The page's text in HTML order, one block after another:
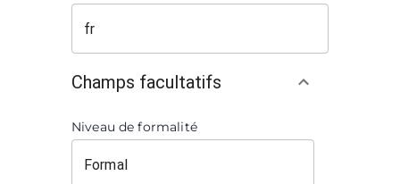
Champs facultatifs
Niveau de formalité